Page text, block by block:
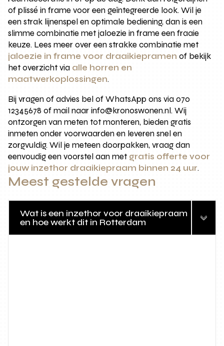
of plissé in frame voor een geïntegreerde look. Wil je
een strak lijnenspel en optimale bediening, dan is een
slimme combinatie met jaloezie in frame een fraaie
keuze. Lees meer over een strakke combinatie met
jaloezie in frame voor draaikiepramen of bekijk
het overzicht via alle horren en
maatwerkoplossingen.
Bij vragen of advies bel of WhatsApp ons via 070
12345678 of mail naar info@kronoswonen.nl. Wij
ontzorgen van meten tot monteren, bieden gratis
inmeten onder voorwaarden en leveren snel en
zorgvuldig. Wil je meteen doorpakken, vraag dan
eenvoudig een voorstel aan met gratis offerte voor
jouw inzethor draaikiepraam binnen 24 uur.
Meest gestelde vragen
Wat is een inzethor voor draaikiepraam
en hoe werkt dit in Rotterdam